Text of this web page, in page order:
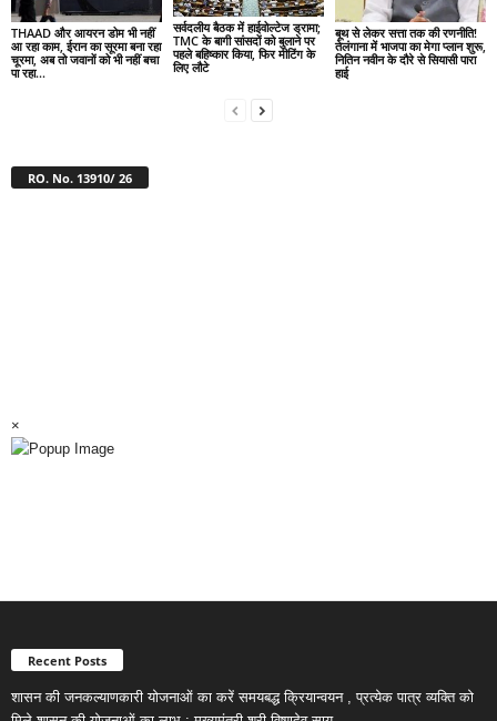
THAAD और आयरन डोम भी नहीं
आ रहा काम, ईरान का सूरमा बना रहा
चूरमा, अब तो जवानों को भी नहीं बचा
पा रहा...
सर्वदलीय बैठक में हाईवोल्टेज ड्रामा;
TMC के बागी सांसदों को बुलाने पर
पहले बहिष्कार किया, फिर मीटिंग के
लिए लौटे
बूथ से लेकर सत्ता तक की रणनीति!
तेलंगाना में भाजपा का मेगा प्लान शुरू,
नितिन नवीन के दौरे से सियासी पारा
हाई
RO. No. 13910/ 26
×
Recent Posts
शासन की जनकल्याणकारी योजनाओं का करें समयबद्ध क्रियान्वयन , प्रत्येक पात्र व्यक्ति को